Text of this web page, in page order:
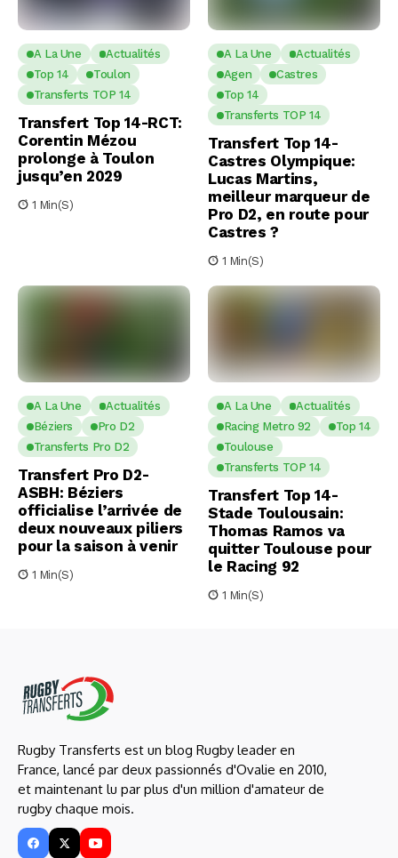
A La Une
Actualités
Top 14
Toulon
Transferts TOP 14
Transfert Top 14-RCT:
Corentin Mézou
prolonge à Toulon
jusqu’en 2029
1 Min(s)
A La Une
Actualités
Agen
Castres
Top 14
Transferts TOP 14
Transfert Top 14-
Castres Olympique:
Lucas Martins,
meilleur marqueur de
Pro D2, en route pour
Castres ?
1 Min(s)
A La Une
Actualités
Béziers
Pro D2
Transferts Pro D2
Transfert Pro D2-
ASBH: Béziers
officialise l’arrivée de
deux nouveaux piliers
pour la saison à venir
1 Min(s)
A La Une
Actualités
Racing Metro 92
Top 14
Toulouse
Transferts TOP 14
Transfert Top 14-
Stade Toulousain:
Thomas Ramos va
quitter Toulouse pour
le Racing 92
1 Min(s)
Rugby Transferts est un blog Rugby leader en
France, lancé par deux passionnés d'Ovalie en 2010,
et maintenant lu par plus d'un million d'amateur de
rugby chaque mois.